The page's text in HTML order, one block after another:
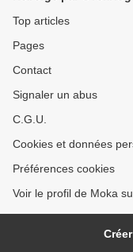
Top articles
Pages
Contact
Signaler un abus
C.G.U.
Cookies et données
Préférences cookies
Voir le profil de Moka